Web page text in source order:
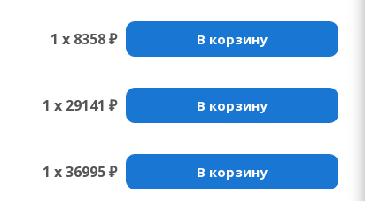
1 x 8358 ₽ В корзину
1 x 29141 ₽ В корзину
1 x 36995 ₽ В корзину